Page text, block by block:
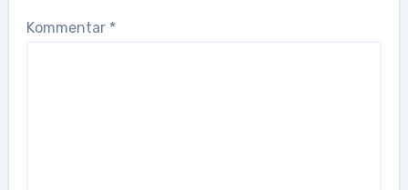
Kommentar *